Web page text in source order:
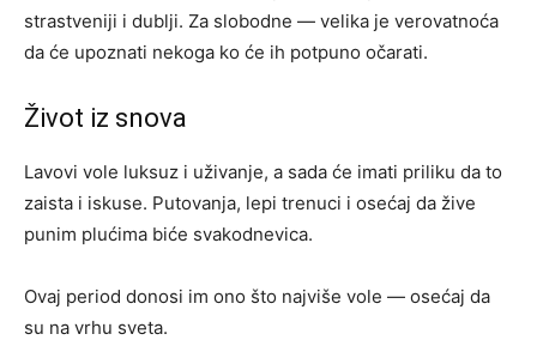
strastveniji i dublji. Za slobodne — velika je verovatnoća
da će upoznati nekoga ko će ih potpuno očarati.
Život iz snova
Lavovi vole luksuz i uživanje, a sada će imati priliku da to
zaista i iskuse. Putovanja, lepi trenuci i osećaj da žive
punim plućima biće svakodnevica.
Ovaj period donosi im ono što najviše vole — osećaj da
su na vrhu sveta.